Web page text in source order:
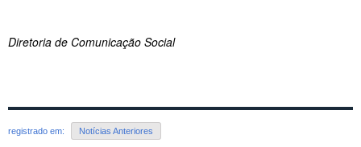
Diretoria de Comunicação Social
registrado em: Notícias Anteriores